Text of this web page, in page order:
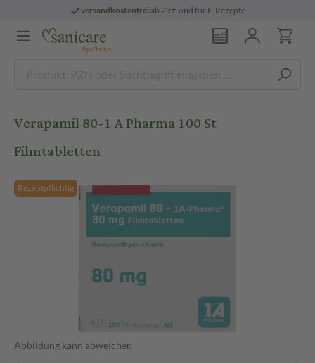
versandkostenfreiab 29 € und für E-Rezepte
Verapamil 80-1 A Pharma 100 St
Filmtabletten
Rezeptpflichtig
Abbildung kann abweichen